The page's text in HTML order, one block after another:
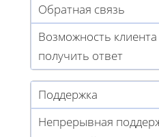
Обратная связь
Возможность
получить ответ
Поддержка
Непрерывная